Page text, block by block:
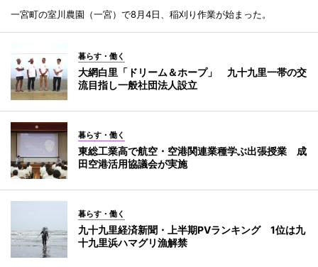
一宮町の室川農園（一宮）で8月4日、稲刈り作業が始まった。
暮らす・働く
大網白里「ドリーム＆ホープ」 九十九里一帯の交
流目指し一般社団法人設立
暮らす・働く
東総工業高で航空・空港関連業種学ぶ出張授業 成
田空港活用協議会が実施
暮らす・働く
九十九里経済新聞・上半期PVランキング 1位は九
十九里浜ハマグリ漁解禁